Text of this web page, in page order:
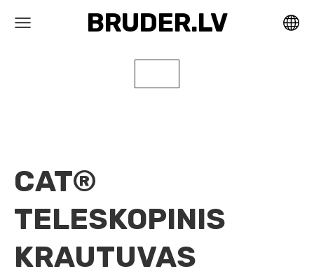
BRUDER.LV
CAT®
TELESKOPINIS
KRAUTUVAS